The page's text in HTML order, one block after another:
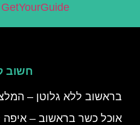
GetYourGuide
חשוב
בראשוב ללא גלוטן –
אוכל כשר בראשוב – איפה